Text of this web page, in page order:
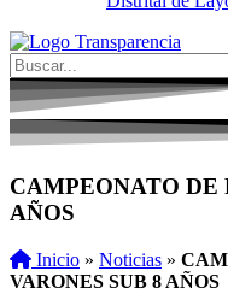
CAMPEONATO DE
AÑOS
Inicio » Noticias »
VARONES SUB 8 AÑOS